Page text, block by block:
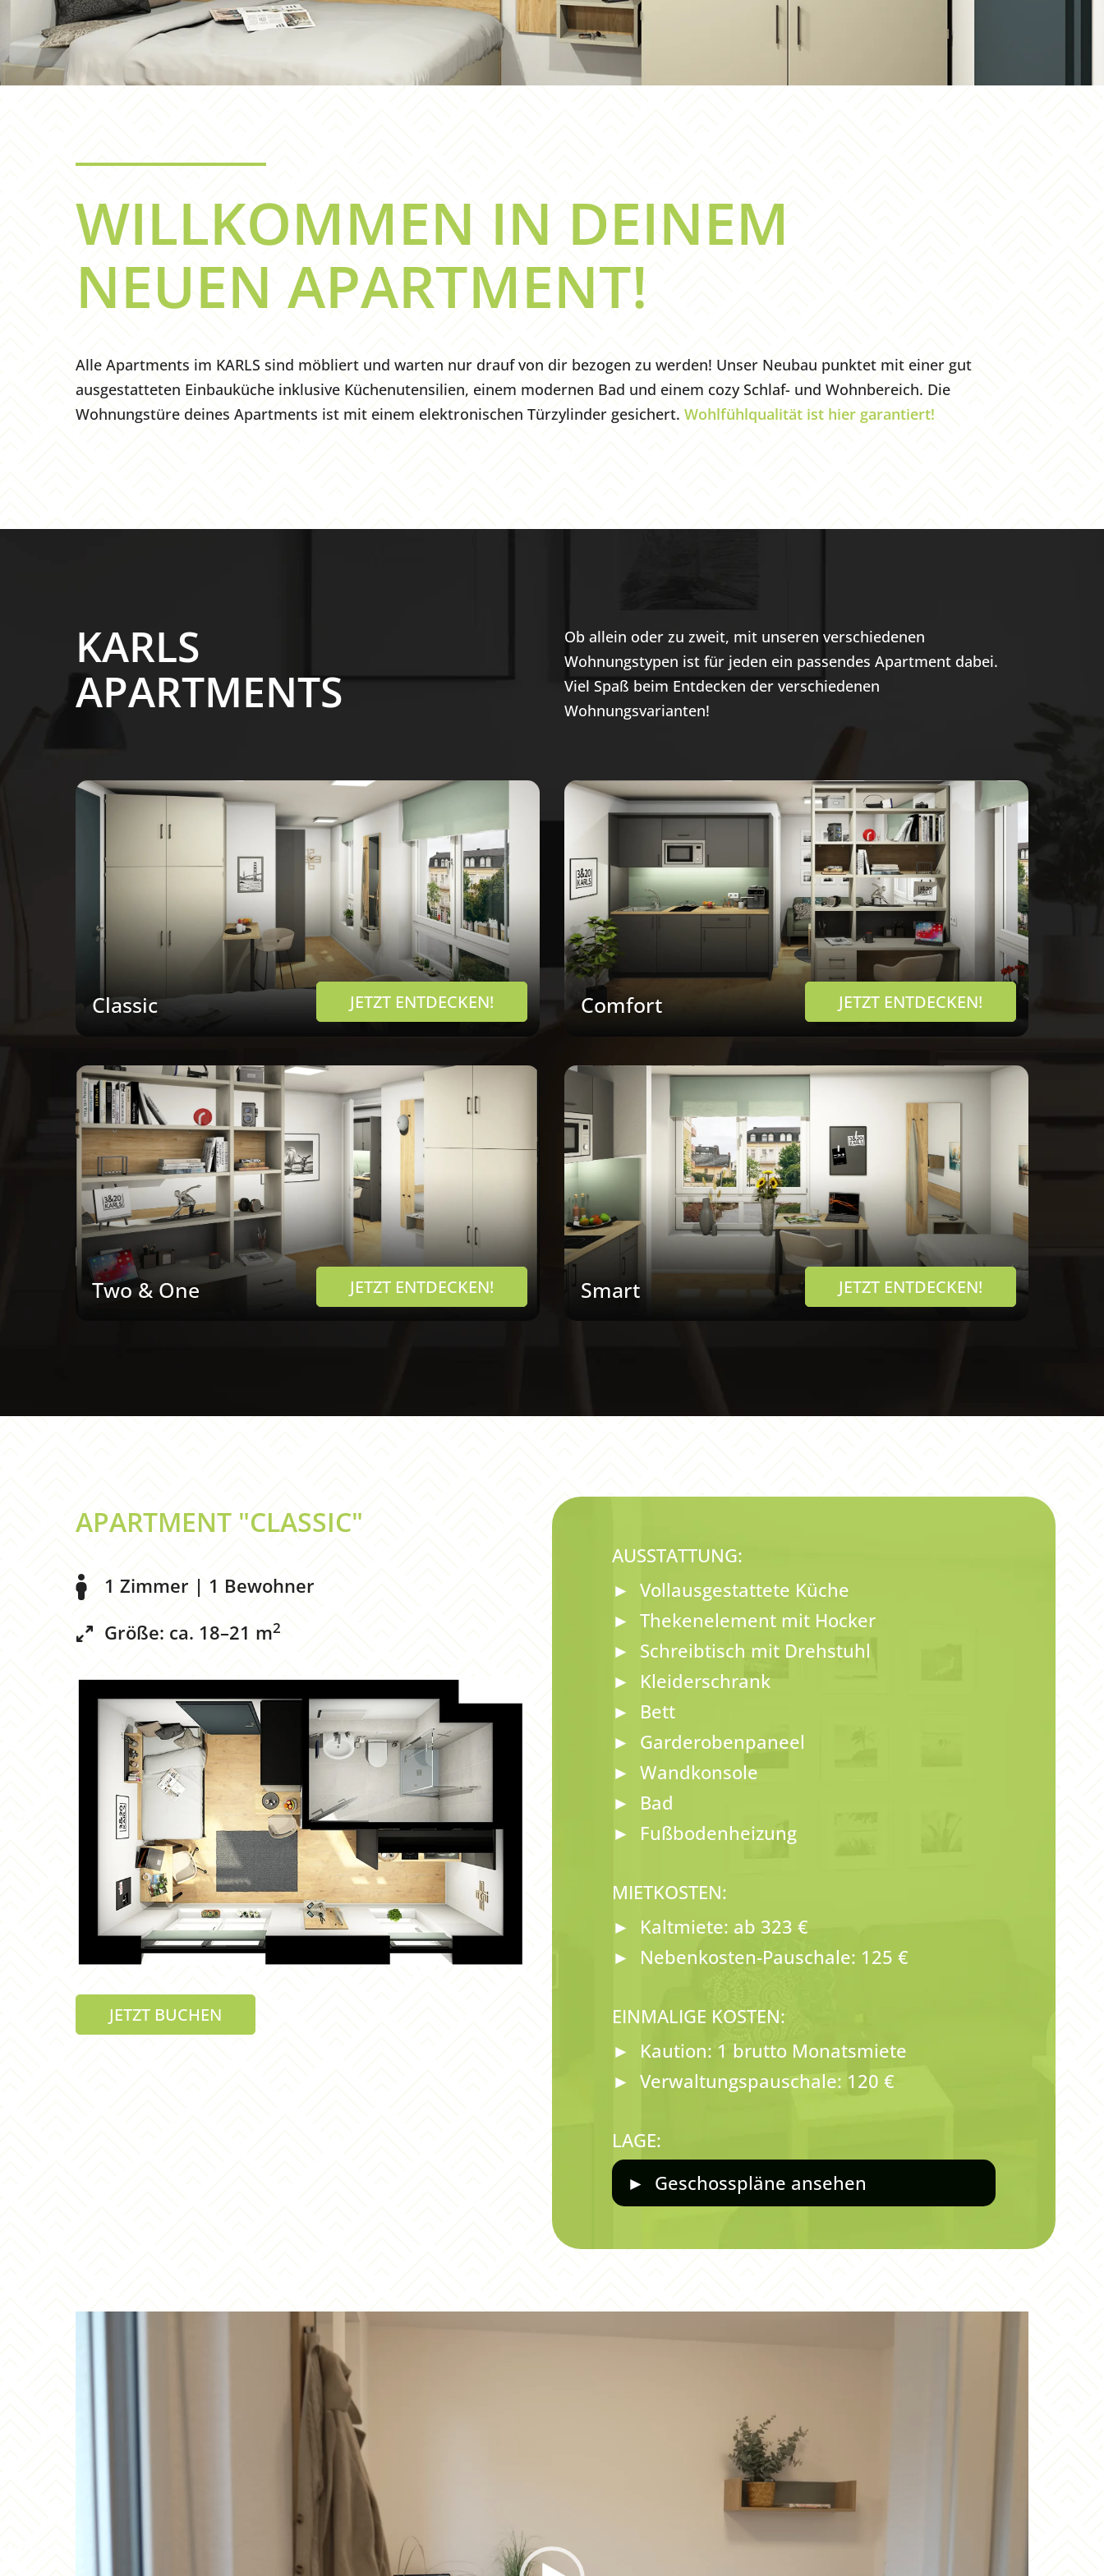
WILLKOMMEN IN DEINEM
NEUEN APARTMENT!
Alle Apartments im KARLS sind möbliert und warten nur drauf von dir bezogen zu werden! Unser Neubau punktet mit einer gut
ausgestatteten Einbauküche inklusive Küchenutensilien, einem modernen Bad und einem cozy Schlaf- und Wohnbereich. Die
Wohnungstüre deines Apartments ist mit einem elektronischen Türzylinder gesichert. Wohlfühlqualität ist hier garantiert!
KARLS
APARTMENTS
Ob allein oder zu zweit, mit unseren verschiedenen
Wohnungstypen ist für jeden ein passendes Apartment dabei.
Viel Spaß beim Entdecken der verschiedenen
Wohnungsvarianten!
Classic JETZT ENTDECKEN! Comfort JETZT ENTDECKEN!
Two & One JETZT ENTDECKEN! Smart JETZT ENTDECKEN!
APARTMENT "CLASSIC"
1 Zimmer | 1 Bewohner
Größe: ca. 18–21 m2
JETZT BUCHEN
AUSSTATTUNG:
Vollausgestattete Küche
Thekenelement mit Hocker
Schreibtisch mit Drehstuhl
Kleiderschrank
Bett
Garderobenpaneel
Wandkonsole
Bad
Fußbodenheizung
MIETKOSTEN:
Kaltmiete: ab 323 €
Nebenkosten-Pauschale: 125 €
EINMALIGE KOSTEN:
Kaution: 1 brutto Monatsmiete
Verwaltungspauschale: 120 €
LAGE:
Geschosspläne ansehen